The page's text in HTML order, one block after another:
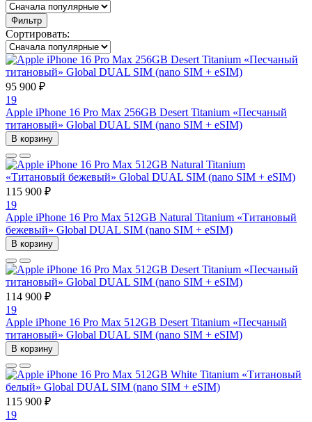
Фильтр
Сортировать:
95 900 ₽
19
Apple iPhone 16 Pro Max 256GB Desert Titanium «Песчаный
титановый» Global DUAL SIM (nano SIM + eSIM)
В корзину
115 900 ₽
19
Apple iPhone 16 Pro Max 512GB Natural Titanium «Tитановый
бежевый» Global DUAL SIM (nano SIM + eSIM)
В корзину
114 900 ₽
19
Apple iPhone 16 Pro Max 512GB Desert Titanium «Песчаный
титановый» Global DUAL SIM (nano SIM + eSIM)
В корзину
115 900 ₽
19